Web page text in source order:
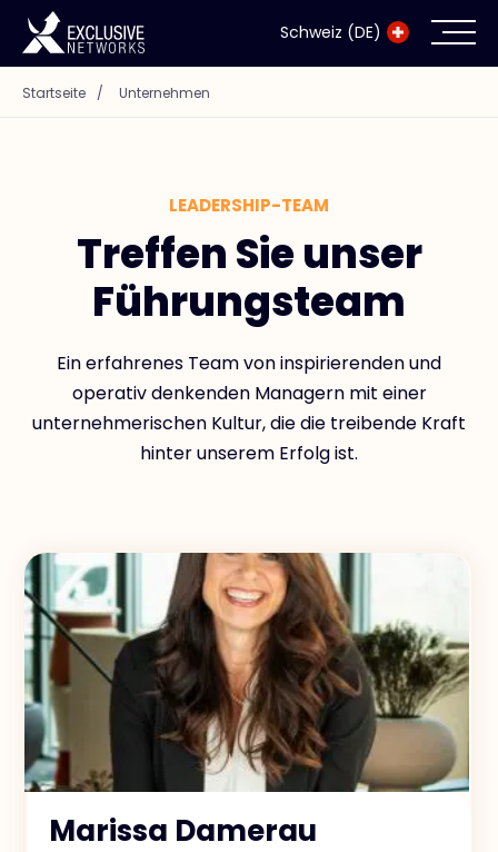
Schweiz (DE)
Cybersecurity
Ressourcen
Unternehmen
Exclusive Access Anmeldung
Kontakt
#weareexclusive
Startseite / Unternehmen
LEADERSHIP-TEAM
Treffen Sie unser
Führungsteam
Ein erfahrenes Team von inspirierenden und
operativ denkenden Managern mit einer
unternehmerischen Kultur, die die treibende Kraft
hinter unserem Erfolg ist.
Marissa Damerau